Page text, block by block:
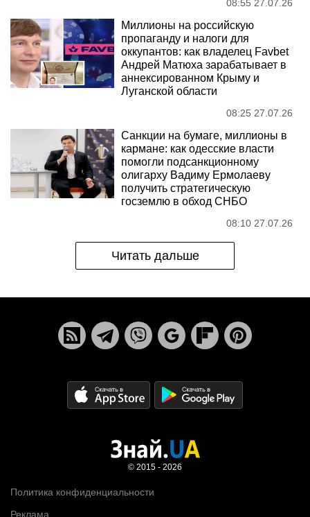
08:55 27.07.26
Миллионы на российскую
пропаганду и налоги для
оккупантов: как владелец Favbet
Андрей Матюха зарабатывает в
аннексированном Крыму и
Луганской области
08:25 27.07.26
Санкции на бумаге, миллионы в
кармане: как одесские власти
помогли подсанкционному
олигарху Вадиму Ермолаеву
получить стратегическую
госземлю в обход СНБО
08:10 27.07.26
Читать дальше
Политика конфиденциальности
Реклама
© 2015 - 2026